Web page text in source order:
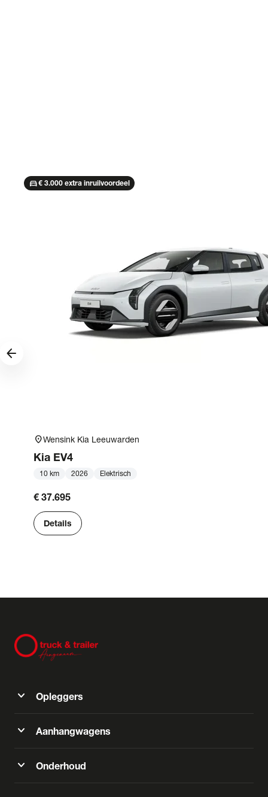
directions_car€ 3.000 extra inruilvoordeel
location_onWensink Kia Leeuwarden
Kia EV4
10 km 2026 Elektrisch
€ 37.695
Details
arrow_forward
expand_more Opleggers
expand_more Aanhangwagens
expand_more Onderhoud